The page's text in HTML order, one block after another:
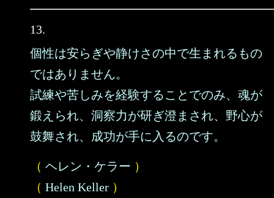
13.
個性は安らぎや静けさの中で生まれるもの
ではありません。
試練や苦しみを経験することでのみ、魂が
鍛えられ、洞察力が研ぎ澄まされ、野心が
鼓舞され、成功が手に入るのです。
（ ヘレン・ケラー ）
（ Helen Keller ）